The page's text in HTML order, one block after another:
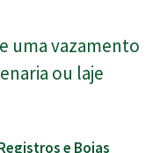
uma vazamento
ou laje
e Boias